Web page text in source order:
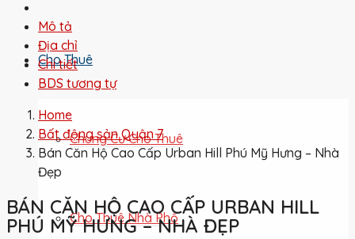
Cho Thuê
Chung Cư Cho Thuê
Cho Thuê Nhà Phố
Mô tả
Địa chỉ
Chi tiết
BDS tương tự
Home
Bất động sản Quận 7
Bán Căn Hộ Cao Cấp Urban Hill Phú Mỹ Hưng – Nhà
Đẹp
BÁN CĂN HỘ CAO CẤP URBAN HILL
PHÚ MỸ HƯNG – NHÀ ĐẸP